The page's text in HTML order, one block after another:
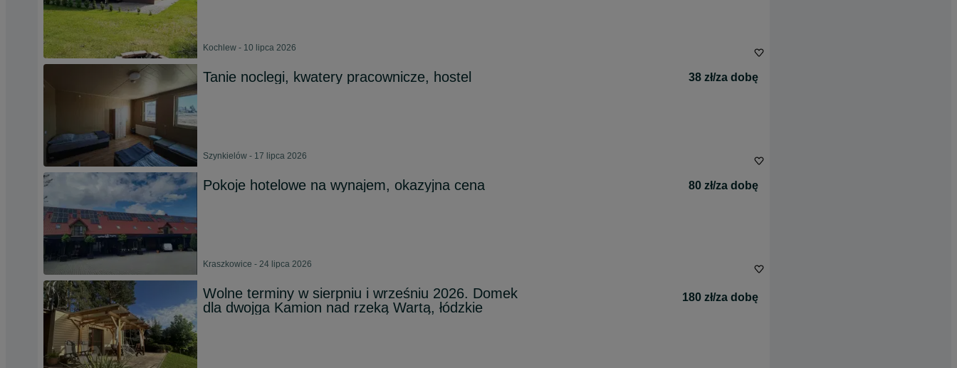
Kochlew - 10 lipca 2026
Tanie noclegi, kwatery pracownicze, hostel 38 zł/za dobę
Szynkielów - 17 lipca 2026
Pokoje hotelowe na wynajem, okazyjna cena 80 zł/za dobę
Kraszkowice - 24 lipca 2026
Wolne terminy w sierpniu i wrześniu 2026. Domek
dla dwojga Kamion nad rzeką Wartą, łódzkie
180 zł/za dobę